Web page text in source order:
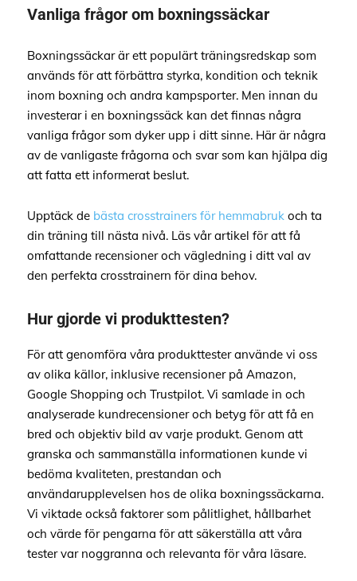
Vanliga frågor om boxningssäckar
Boxningssäckar är ett populärt träningsredskap som
används för att förbättra styrka, kondition och teknik
inom boxning och andra kampsporter. Men innan du
investerar i en boxningssäck kan det finnas några
vanliga frågor som dyker upp i ditt sinne. Här är några
av de vanligaste frågorna och svar som kan hjälpa dig
att fatta ett informerat beslut.
Upptäck de bästa crosstrainers för hemmabruk och ta
din träning till nästa nivå. Läs vår artikel för att få
omfattande recensioner och vägledning i ditt val av
den perfekta crosstrainern för dina behov.
Hur gjorde vi produkttesten?
För att genomföra våra produkttester använde vi oss
av olika källor, inklusive recensioner på Amazon,
Google Shopping och Trustpilot. Vi samlade in och
analyserade kundrecensioner och betyg för att få en
bred och objektiv bild av varje produkt. Genom att
granska och sammanställa informationen kunde vi
bedöma kvaliteten, prestandan och
användarupplevelsen hos de olika boxningssäckarna.
Vi viktade också faktorer som pålitlighet, hållbarhet
och värde för pengarna för att säkerställa att våra
tester var noggranna och relevanta för våra läsare.